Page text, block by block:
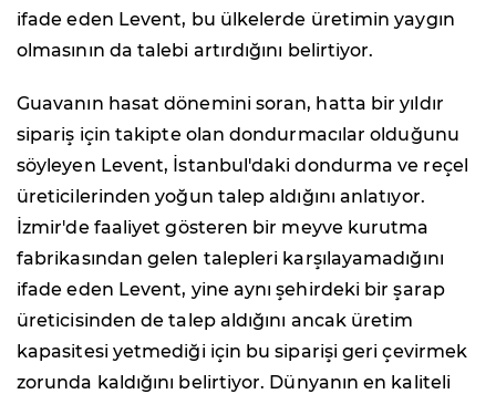
ifade eden Levent, bu ülkelerde üretimin yaygın
olmasının da talebi artırdığını belirtiyor.
Guavanın hasat dönemini soran, hatta bir yıldır
sipariş için takipte olan dondurmacılar olduğunu
söyleyen Levent, İstanbul'daki dondurma ve reçel
üreticilerinden yoğun talep aldığını anlatıyor.
İzmir'de faaliyet gösteren bir meyve kurutma
fabrikasından gelen talepleri karşılayamadığını
ifade eden Levent, yine aynı şehirdeki bir şarap
üreticisinden de talep aldığını ancak üretim
kapasitesi yetmediği için bu siparişi geri çevirmek
zorunda kaldığını belirtiyor. Dünyanın en kaliteli